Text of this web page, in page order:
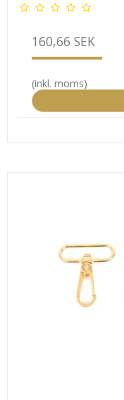
160,66 SEK
(inkl. moms)